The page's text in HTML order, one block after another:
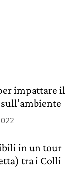
impattare il
in un tour
tra i Colli